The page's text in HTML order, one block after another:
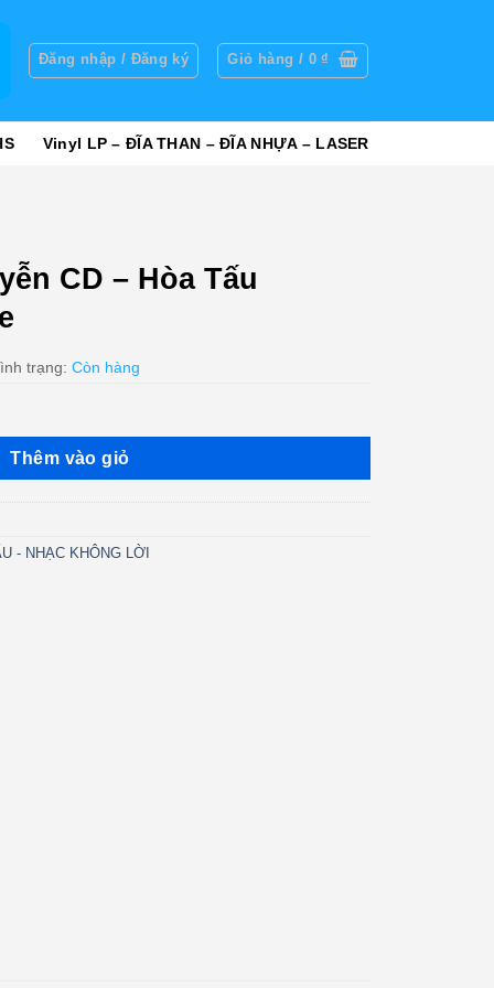
Đăng nhập / Đăng ký Giỏ hàng / 0₫
Vinyl LP – ĐĨA THAN – ĐĨA NHỰA – LASER
CD – Hòa Tấu
trạng: Còn hàng
Thêm vào giỏ
- NHẠC KHÔNG LỜI